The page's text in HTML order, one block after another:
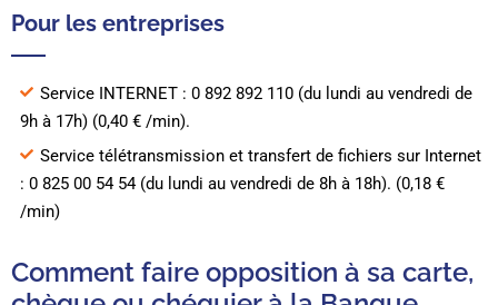
Pour les entreprises
Service INTERNET : 0 892 892 110 (du lundi au vendredi de
9h à 17h) (0,40 € /min).
Service télétransmission et transfert de fichiers sur Internet
: 0 825 00 54 54 (du lundi au vendredi de 8h à 18h). (0,18 €
/min)
Comment faire opposition à sa carte,